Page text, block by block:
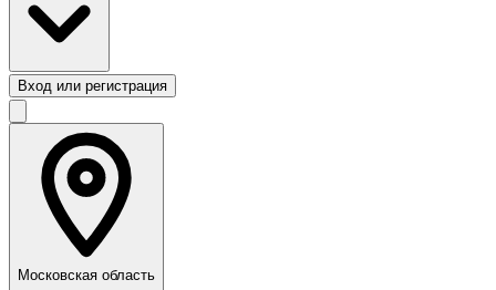
Вход или регистрация
Московская область